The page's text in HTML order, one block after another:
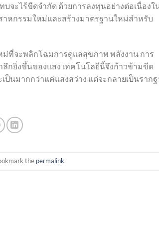
จะไร้ขีดจำกัด ด้วยการลงทุนอย่างต่อเนื่องใ
หกรรมใหม่และสร้างมาตรฐานใหม่สำหรับ
ที่จะพลิกโฉมการดูแลสุขภาพ พลังงาน การ
กยิ่งขึ้นของแสง เทคโนโลยีนี้จึงก้าวข้ามขีด
นมากกว่าแค่แสงสว่าง แต่จะกลายเป็นราก
the permalink.